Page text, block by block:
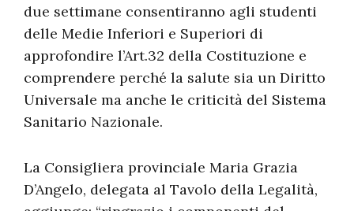
due settimane consentiranno agli studenti
delle Medie Inferiori e Superiori di
approfondire l’Art.32 della Costituzione e
comprendere perché la salute sia un Diritto
Universale ma anche le criticità del Sistema
Sanitario Nazionale.
La Consigliera provinciale Maria Grazia
D’Angelo, delegata al Tavolo della Legalità,